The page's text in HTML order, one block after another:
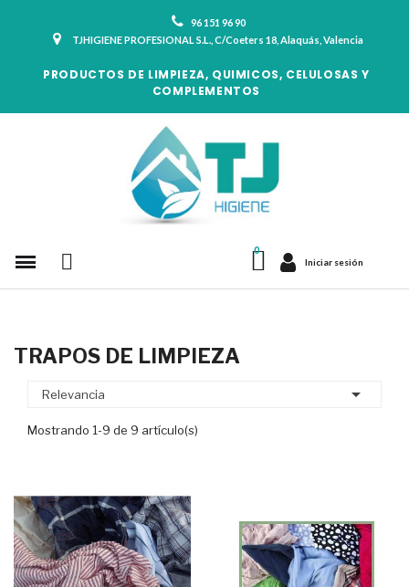
96 151 96 90
TJHIGIENE PROFESIONAL S.L., C/Coeters 18, Alaquás, Valencia
PRODUCTOS DE LIMPIEZA, QUIMICOS, CELULOSAS Y
COMPLEMENTOS
Iniciar sesión
TRAPOS DE LIMPIEZA
Relevancia 
Mostrando 1-9 de 9 artículo(s)